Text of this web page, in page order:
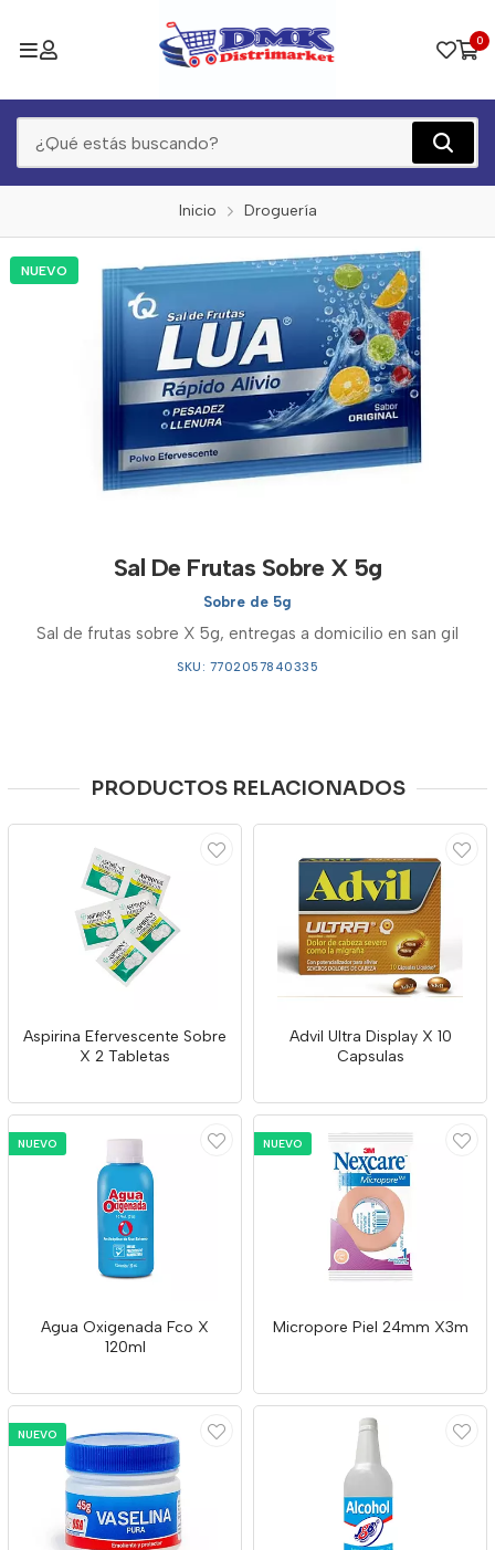
0
Inicio Droguería
NUEVO
Sal De Frutas Sobre X 5g
Sobre de 5g
Sal de frutas sobre X 5g, entregas a domicilio en san gil
SKU: 7702057840335
PRODUCTOS RELACIONADOS
Aspirina Efervescente Sobre
X 2 Tabletas
Advil Ultra Display X 10
Capsulas
NUEVO
Agua Oxigenada Fco X
120ml
NUEVO
Micropore Piel 24mm X3m
NUEVO